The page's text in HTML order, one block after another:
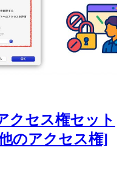
クセス権セット
のアクセス権]